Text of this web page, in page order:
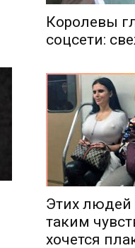
Королевы
соцсети:
Этих людей
таким
хочется